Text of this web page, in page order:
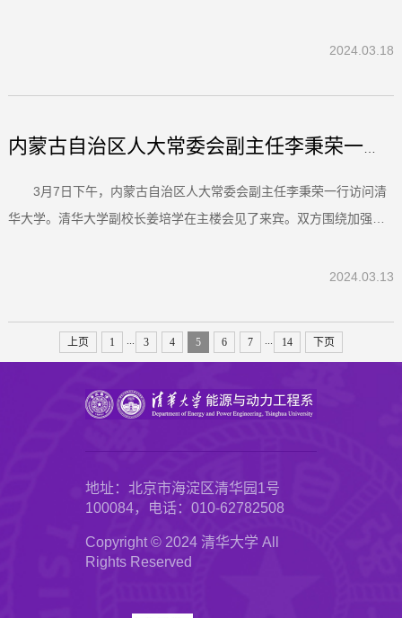
系领导接待日活动现场围绕本科生提出的关于进一步深化课程改革、
了...
2024.03.18
内蒙古自治区人大常委会副主任李秉荣一行访问清华大学
3月7日下午，内蒙古自治区人大常委会副主任李秉荣一行访问清
华大学。清华大学副校长姜培学在主楼会见了来宾。双方围绕加强合
绍了清华大学在内蒙古自治区前期开展的工作，希望双方进一步在碳
自...
2024.03.13
上页 1 ... 3 4 5 6 7 ... 14 下页
地址：北京市海淀区清华园1号
100084，电话：010-62782508
Copyright © 2024 清华大学 All
Rights Reserved